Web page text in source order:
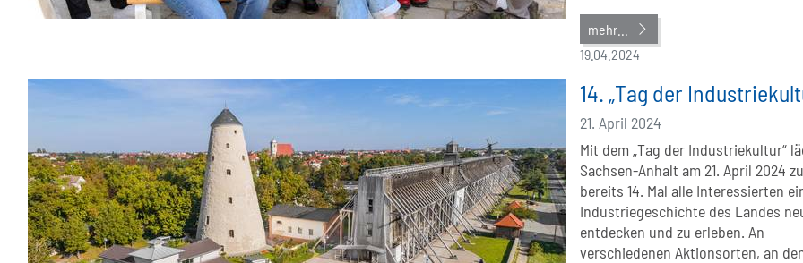
mehr...
19.04.2024
14. „Tag der
21. April 2024
Mit dem „Tag der Industriekultur“
Sachsen-Anhalt am 21. April 2024
bereits 14. Mal alle Interessierten
Industriegeschichte des Landes
entdecken und zu erleben. An
verschiedenen Aktionsorten, an